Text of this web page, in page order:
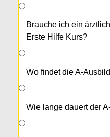
Brauche ich ein
Erste Hilfe Kurs?
Wo findet die A-
Wie lange dauert der